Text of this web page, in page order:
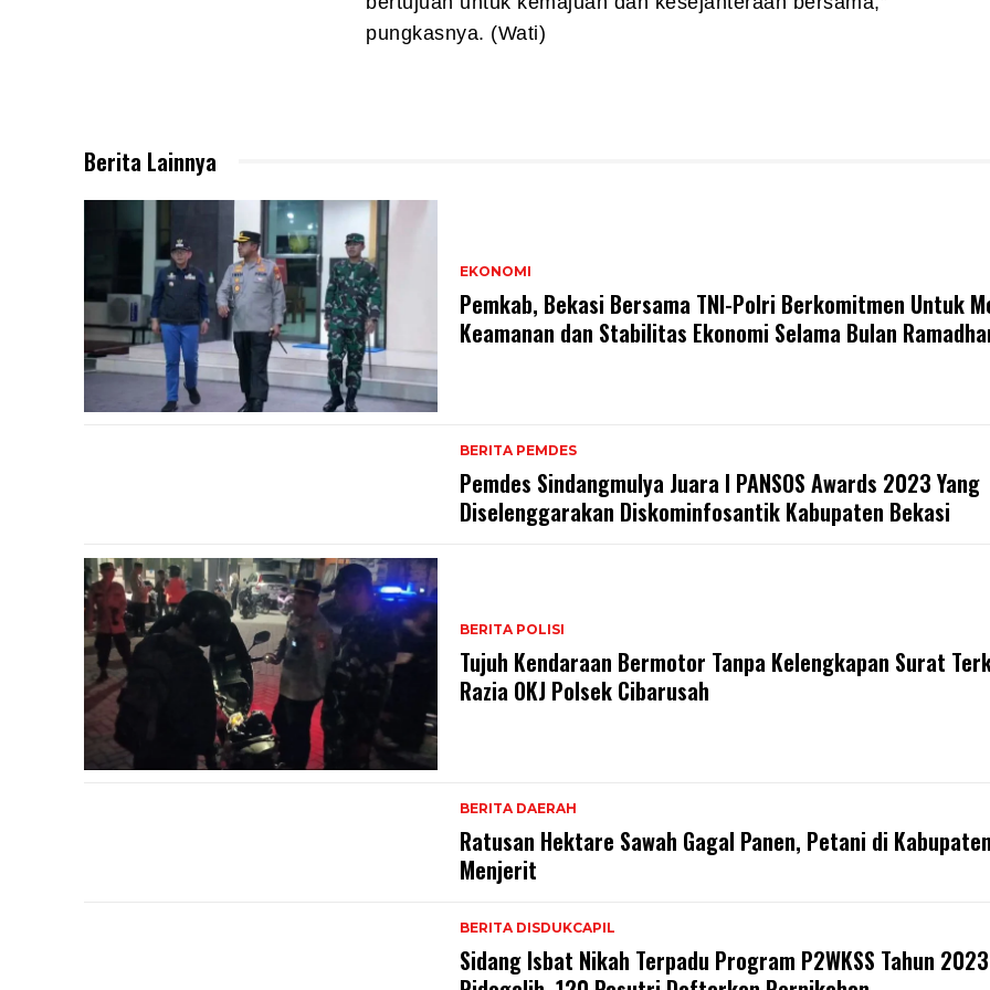
pungkasnya. (Wati)
Berita Lainnya
EKONOMI
Pemkab, Bekasi Bersama TNI-Polri Berkomitmen Untuk
Keamanan dan Stabilitas Ekonomi Selama Bulan
BERITA PEMDES
Pemdes Sindangmulya Juara I PANSOS Awards 2023 Yang
Diselenggarakan Diskominfosantik Kabupaten Bekasi
BERITA POLISI
Tujuh Kendaraan Bermotor Tanpa Kelengkapan Surat
Razia OKJ Polsek Cibarusah
BERITA DAERAH
Ratusan Hektare Sawah Gagal Panen, Petani di
Menjerit
BERITA DISDUKCAPIL
Sidang Isbat Nikah Terpadu Program P2WKSS Tahun